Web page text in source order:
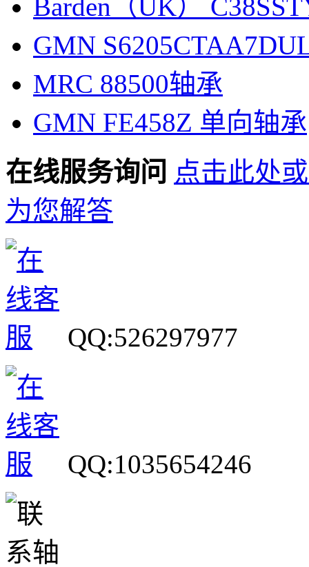
Barden（UK）
GMN
MRC 88500轴承
GMN FE458Z 单向轴承
在线服务询问 点击此处
为您解答
QQ:526297977
QQ:1035654246